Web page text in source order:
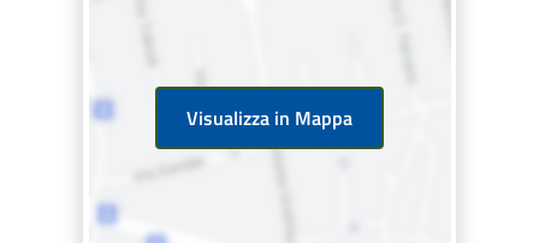
Visualizza in Mappa